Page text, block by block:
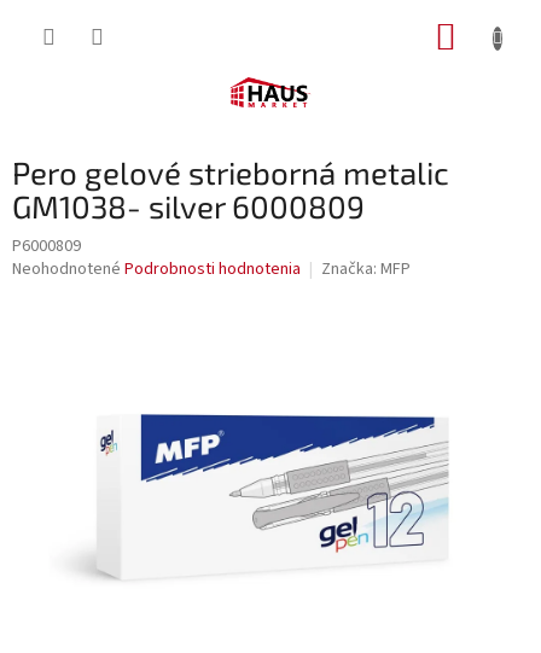
Pero gelové strieborná metalic
GM1038- silver 6000809
P6000809
Priemerné
Neohodnotené Podrobnosti hodnotenia Značka: MFP